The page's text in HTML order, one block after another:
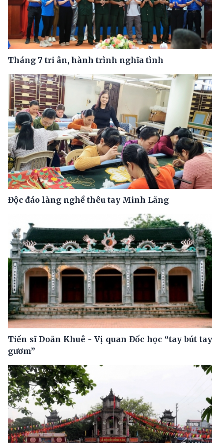
Tháng 7 tri ân, hành trình nghĩa tình
Độc đáo làng nghề thêu tay Minh Lãng
Tiến sĩ Doãn Khuê - Vị quan Đốc học “tay bút tay
gươm”